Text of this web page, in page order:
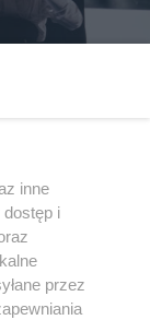
inne
i
przez